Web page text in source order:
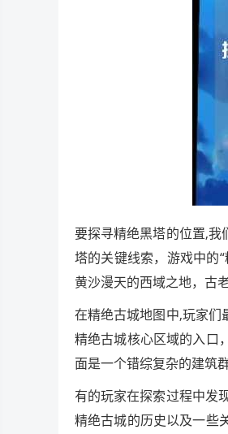
要探寻精绝黑塔的位置,
塔的关键线索，游戏中的
黄沙漫天的西域之地，古
在精绝古城地图中,玩家们
精绝古城核心区域的入口
面是一个错综复杂的建筑
有的玩家在探索过程中发
精绝古城的历史以及一些